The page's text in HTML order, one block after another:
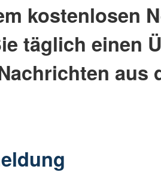
kostenlosen
täglich einen
aus